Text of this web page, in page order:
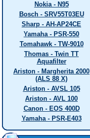
Nokia - N95
Bosch - SRV55T03EU
Sharp - AH-AP24CE
Yamaha - PSR-550
Tomahawk - TW-9010
Thomas - Twin TT
Aquafilter
Ariston - Margherita 2000
(ALS 88 X)
Ariston - AVSL 105
Ariston - AVL 100
Canon - EOS 400D
Yamaha - PSR-E403